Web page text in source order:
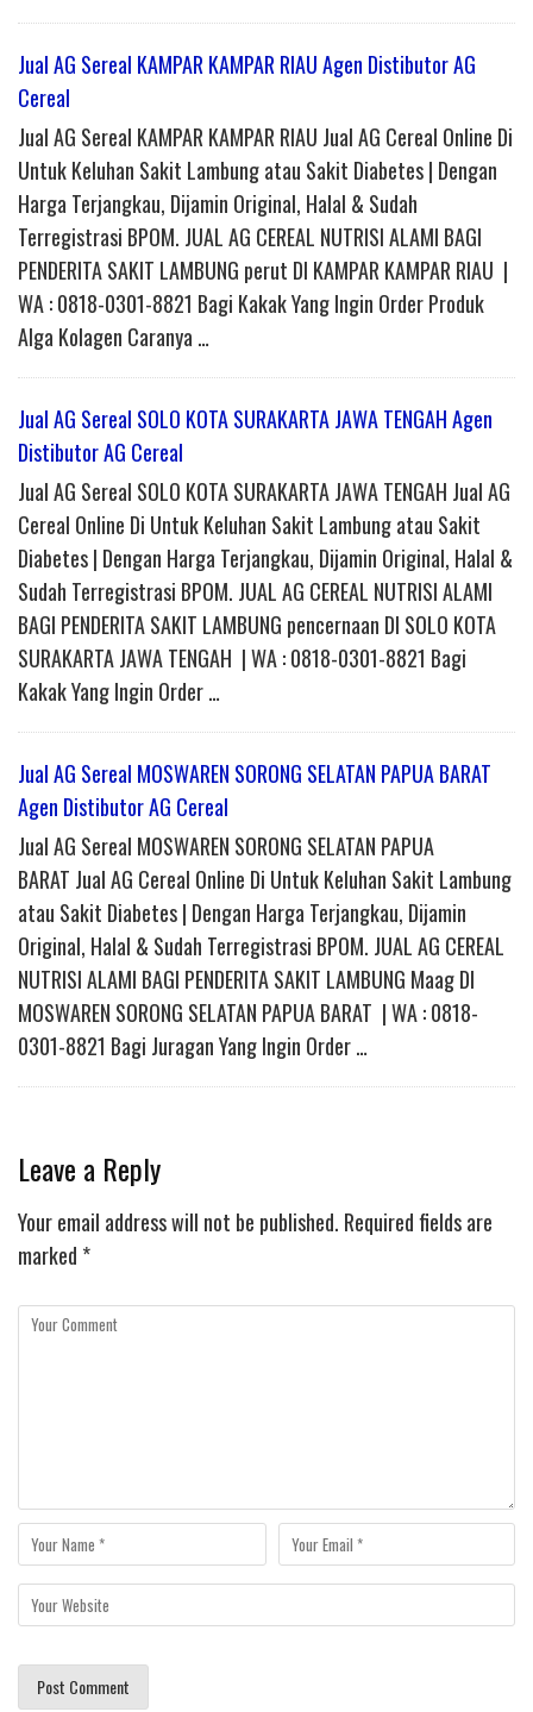
Jual AG Sereal KAMPAR KAMPAR RIAU Agen Distibutor AG
Cereal
Jual AG Sereal KAMPAR KAMPAR RIAU Jual AG Cereal Online Di
Untuk Keluhan Sakit Lambung atau Sakit Diabetes | Dengan
Harga Terjangkau, Dijamin Original, Halal & Sudah
Terregistrasi BPOM. JUAL AG CEREAL NUTRISI ALAMI BAGI
PENDERITA SAKIT LAMBUNG perut DI KAMPAR KAMPAR RIAU |
WA : 0818-0301-8821 Bagi Kakak Yang Ingin Order Produk
Alga Kolagen Caranya …
Jual AG Sereal SOLO KOTA SURAKARTA JAWA TENGAH Agen
Distibutor AG Cereal
Jual AG Sereal SOLO KOTA SURAKARTA JAWA TENGAH Jual AG
Cereal Online Di Untuk Keluhan Sakit Lambung atau Sakit
Diabetes | Dengan Harga Terjangkau, Dijamin Original, Halal &
Sudah Terregistrasi BPOM. JUAL AG CEREAL NUTRISI ALAMI
BAGI PENDERITA SAKIT LAMBUNG pencernaan DI SOLO KOTA
SURAKARTA JAWA TENGAH | WA : 0818-0301-8821 Bagi
Kakak Yang Ingin Order …
Jual AG Sereal MOSWAREN SORONG SELATAN PAPUA BARAT
Agen Distibutor AG Cereal
Jual AG Sereal MOSWAREN SORONG SELATAN PAPUA
BARAT Jual AG Cereal Online Di Untuk Keluhan Sakit Lambung
atau Sakit Diabetes | Dengan Harga Terjangkau, Dijamin
Original, Halal & Sudah Terregistrasi BPOM. JUAL AG CEREAL
NUTRISI ALAMI BAGI PENDERITA SAKIT LAMBUNG Maag DI
MOSWAREN SORONG SELATAN PAPUA BARAT | WA : 0818-
0301-8821 Bagi Juragan Yang Ingin Order …
Leave a Reply
Your email address will not be published. Required fields are
marked *